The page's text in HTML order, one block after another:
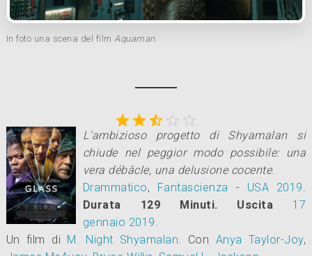
In foto una scena del film Aquaman.

L'ambizioso progetto di Shyamalan si
chiude nel peggior modo possibile: una
vera débâcle, una delusione cocente.
Drammatico, Fantascienza - USA 2019.
Durata 129 Minuti.
Uscita
17
gennaio 2019.
Un film di M. Night Shyamalan. Con Anya Taylor-Joy,